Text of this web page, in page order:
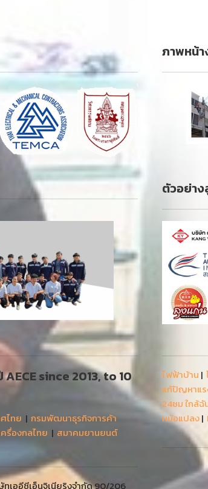
since 2013, to 10
ไทย | กรมพัฒนาธุรกิจการค้า
รื่องกลไทย | สมาคมยานยนต์
เออีซีเอ็นจิเนียริงจำกัด 90/206
ภาพหน้า
ตัวอย่า
ไฟฟ้าบ้าน |
แก้ปัญหาแ
24ชม ใกล้ฉั
หม้อแปลง|